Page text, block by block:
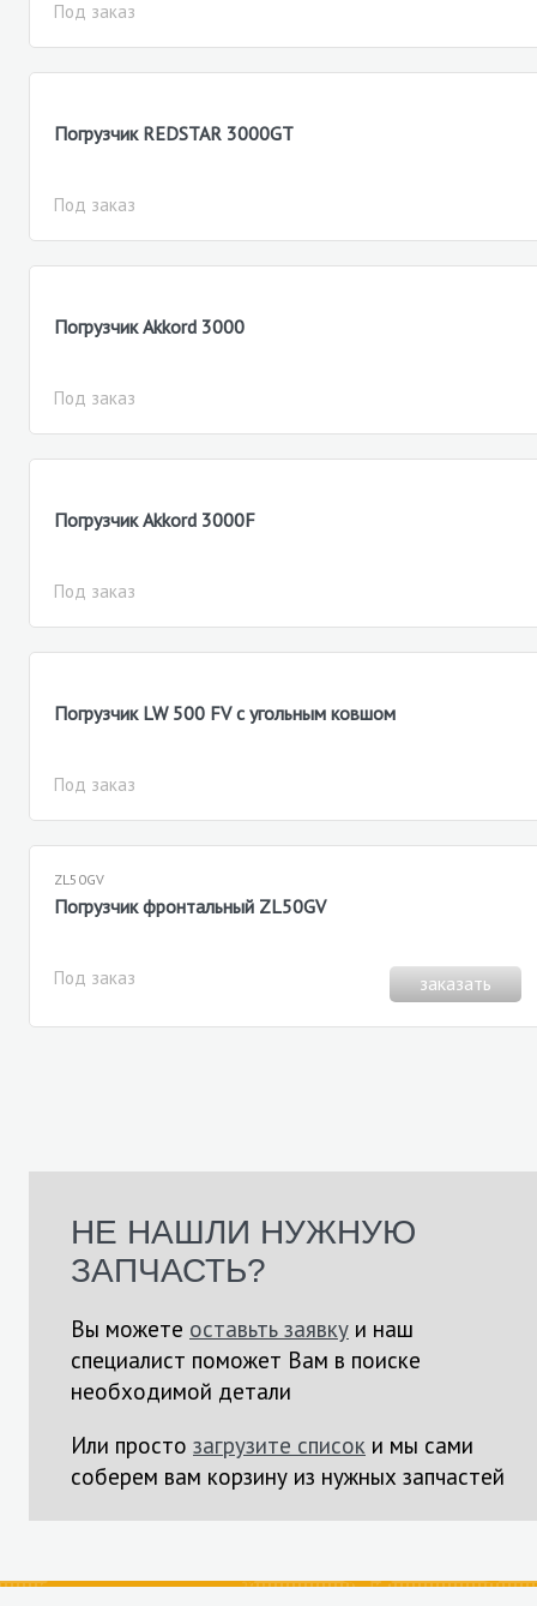
Под заказ
Погрузчик REDSTAR 3000GT
Под заказ
Погрузчик Akkord 3000
Под заказ
Погрузчик Akkord 3000F
Под заказ
Погрузчик LW 500 FV с угольным ковшом
Под заказ
ZL50GV
Погрузчик фронтальный ZL50GV
Под заказ заказать
НЕ НАШЛИ НУЖНУЮ
ЗАПЧАСТЬ?
Вы можете оставьть заявку и наш
специалист поможет Вам в поиске
необходимой детали
Или просто загрузите список и мы сами
соберем вам корзину из нужных запчастей